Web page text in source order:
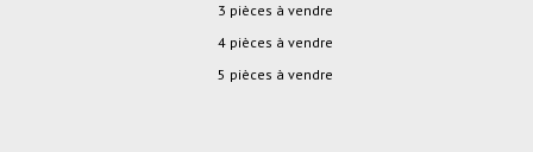
3 pièces à vendre
4 pièces à vendre
5 pièces à vendre